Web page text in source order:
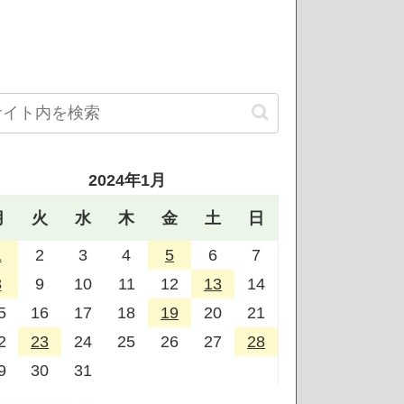
2024年1月
火 水 木 金 土 日
2 3 4 5 6
7
9 10 11 12 13
14
16 17 18 19 20
21
23 24 25 26 27
28
30 31